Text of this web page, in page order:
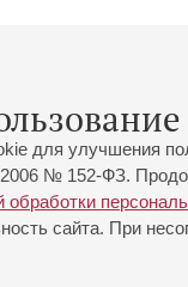
для улучшения
№ 152-ФЗ.
обработки
сайта. При